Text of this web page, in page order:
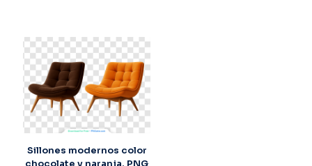
Sillones modernos color
chocolate y naranja, PNG